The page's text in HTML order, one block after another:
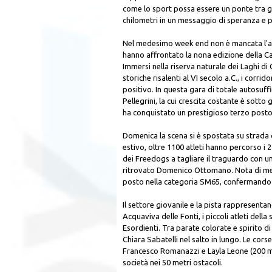
come lo sport possa essere un ponte tra
chilometri in un messaggio di speranza e
Nel medesimo week end non è mancata
hanno affrontato la nona edizione della
Immersi nella riserva naturale dei Laghi
storiche risalenti al VI secolo a.C., i
positivo. In questa gara di totale
Pellegrini, la cui crescita costante è sotto
ha conquistato un prestigioso terzo
Domenica la scena si è spostata su
estivo, oltre 1100 atleti hanno percorso i
dei Freedogs a tagliare il traguardo con
ritrovato Domenico Ottomano. Nota di
posto nella categoria SM65,
Il settore giovanile e la pista
Acquaviva delle Fonti, i piccoli atleti della
Esordienti. Tra parate colorate e spirito
Chiara Sabatelli nel salto in lungo. Le
Francesco Romanazzi e Layla Leone
società nei 50 metri ostacoli.